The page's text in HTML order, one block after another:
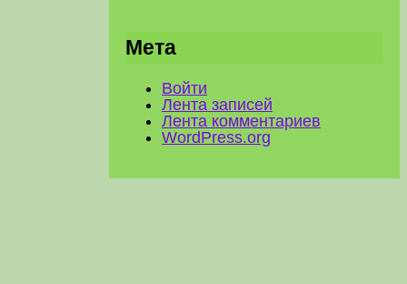
Мета
Войти
Лента записей
Лента комментариев
WordPress.org